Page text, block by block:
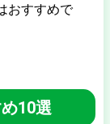
おすすめで
10選